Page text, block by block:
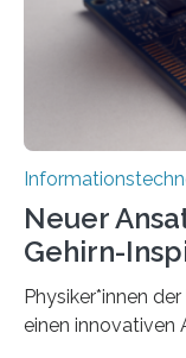
Animation, bei
und Mimik im
Neuer
Gehirn-
Physiker*innen
einen innovativen